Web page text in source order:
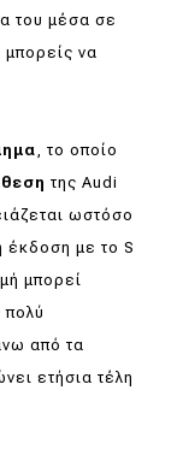
του μέσα σε
μπορείς να
, το οποίο
της Audi
ωστόσο
έκδοση με το S
μπορεί
από τα
ετήσια τέλη